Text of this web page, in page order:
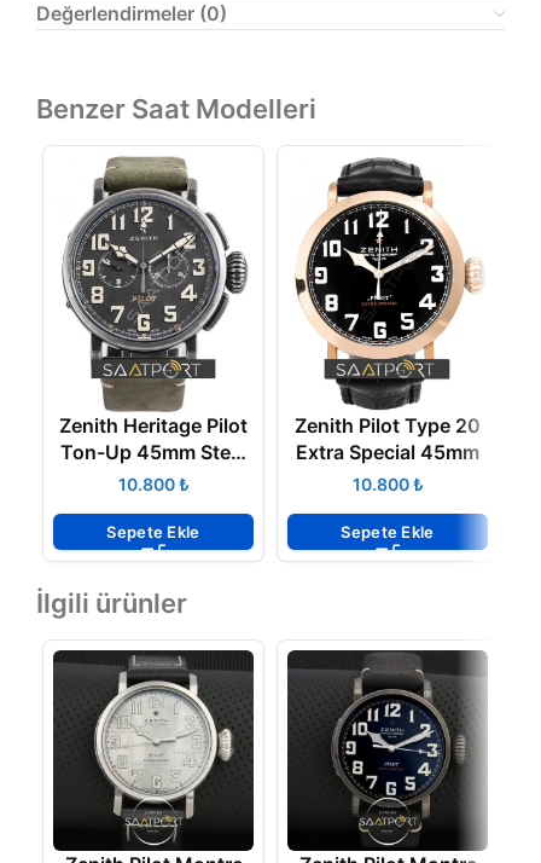
Değerlendirmeler (0)
Benzer Saat Modelleri
Zenith Heritage Pilot
Ton-Up 45mm Steel
Nubuck Watch
₺
Sepete Ekle
Zenith Pilot Type 20
Extra Special 45mm
₺
Sepete Ekle
İlgili ürünler